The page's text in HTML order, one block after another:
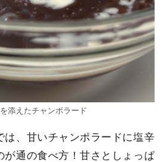
添えたチャンポラード
は、甘いチャンポラードに塩辛
が通の食べ方！甘さとしょっぱ